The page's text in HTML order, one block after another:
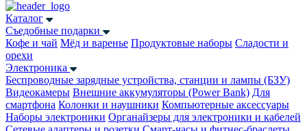
Каталог
Съедобные подарки
Кофе и чай Мёд и варенье Продуктовые наборы Сладости и
орехи
Электроника
Беспроводные зарядные устройства, станции и лампы (БЗУ)
Видеокамеры Внешние аккумуляторы (Power Bank) Для
смартфона Колонки и наушники Компьютерные аксессуары
Наборы электроники Органайзеры для электроники и кабелей